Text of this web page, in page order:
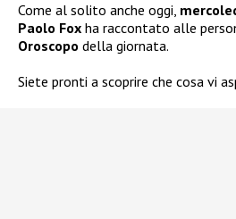
Come al solito anche oggi,
Paolo Fox ha raccontato alle
Oroscopo della giornata.
Siete pronti a scoprire che cosa vi